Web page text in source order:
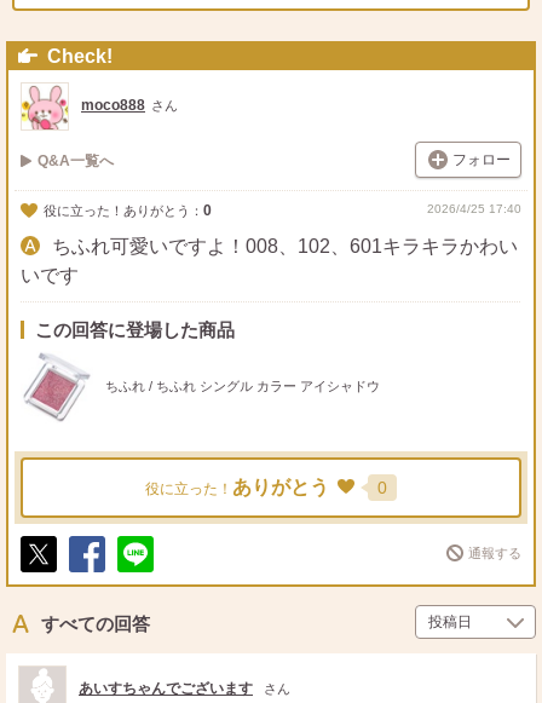
Check!
moco888 さん
Q&A一覧へ フォロー
役に立った！ありがとう： 0 2026/4/25 17:40
ちふれ可愛いですよ！008、102、601キラキラかわい
いです
この回答に登場した商品
ちふれ / ちふれ シングル カラー アイシャドウ
役に立った！ ありがとう 0
ポ
ト
シ
ア
送
通報する
すべての回答
あいすちゃんでございます さん